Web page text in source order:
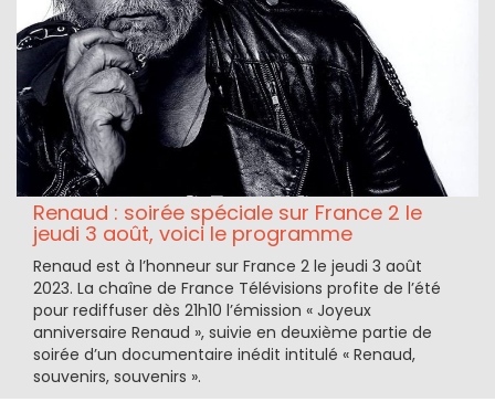
Renaud : soirée spéciale sur France 2 le
jeudi 3 août, voici le programme
Renaud est à l’honneur sur France 2 le jeudi 3 août
2023. La chaîne de France Télévisions profite de l’été
pour rediffuser dès 21h10 l’émission « Joyeux
anniversaire Renaud », suivie en deuxième partie de
soirée d’un documentaire inédit intitulé « Renaud,
souvenirs, souvenirs ».